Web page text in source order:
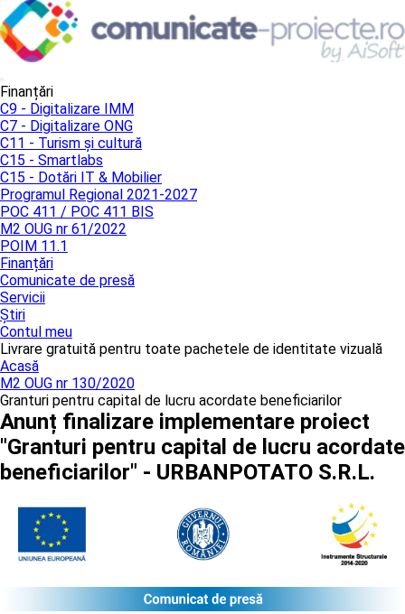
Finanțări
C9 - Digitalizare IMM
C7 - Digitalizare ONG
C11 - Turism și cultură
C15 - Smartlabs
C15 - Dotări IT & Mobilier
Programul Regional 2021-2027
POC 411 / POC 411 BIS
M2 OUG nr 61/2022
POIM 11.1
Finanțări
Comunicate de presă
Servicii
Știri
Contul meu
Livrare gratuită pentru toate pachetele de identitate vizuală
Acasă
M2 OUG nr 130/2020
Granturi pentru capital de lucru acordate beneficiarilor
Anunț finalizare implementare proiect
"Granturi pentru capital de lucru acordate
beneficiarilor" - URBANPOTATO S.R.L.